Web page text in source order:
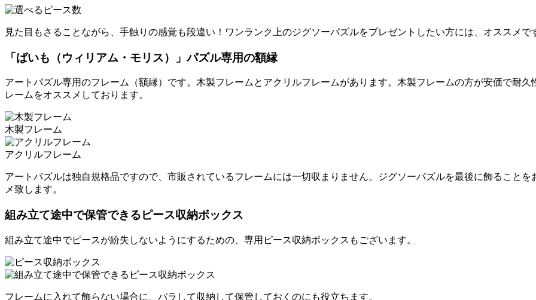
見た目もさることながら、手触りの感覚も段違い！ワンランク上のジグソーパズルをプレゼントしたい方には、オススメで
「ばいも（ウィリアム・モリス）」パズル専用の額縁
アートパズル専用のフレーム（額縁）です。木製フレームとアクリルフレームがあります。木製フレームの方が安価で耐
レームをオススメしております。
木製フレーム
アクリルフレーム
アートパズルは独自規格品ですので、市販されているフレームには一切収まりません。ジグソーパズルを最後に飾ること
メ致します。
組み立て途中で保管できるピース収納ボックス
組み立て途中でピースが紛失しないようにするための、専用ピース収納ボックスもございます。
フレームに入れて飾らない場合に、バラして収納して保管しておくのにも役立ちます。